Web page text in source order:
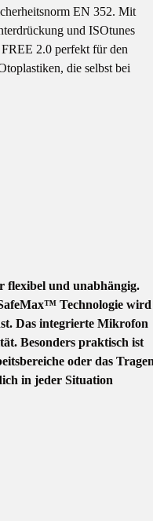
EN 352. Mit
und ISOtunes
2.0 perfekt für den
die selbst bei
flexibel und unabhängig.
Technologie wird
Das integrierte Mikrofon
Besonders praktisch ist
oder das
in jeder Situation